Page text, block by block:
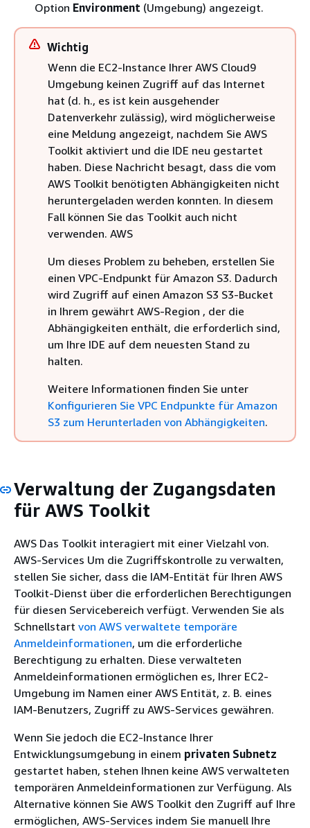
Option Environment (Umgebung) angezeigt.
Wichtig
Wenn die EC2-Instance Ihrer AWS Cloud9
Umgebung keinen Zugriff auf das Internet
hat (d. h., es ist kein ausgehender
Datenverkehr zulässig), wird möglicherweise
eine Meldung angezeigt, nachdem Sie AWS
Toolkit aktiviert und die IDE neu gestartet
haben. Diese Nachricht besagt, dass die vom
AWS Toolkit benötigten Abhängigkeiten nicht
heruntergeladen werden konnten. In diesem
Fall können Sie das Toolkit auch nicht
verwenden. AWS
Um dieses Problem zu beheben, erstellen Sie
einen VPC-Endpunkt für Amazon S3. Dadurch
wird Zugriff auf einen Amazon S3 S3-Bucket
in Ihrem gewährt AWS-Region , der die
Abhängigkeiten enthält, die erforderlich sind,
um Ihre IDE auf dem neuesten Stand zu
halten.
Weitere Informationen finden Sie unter
Konfigurieren Sie VPC Endpunkte für Amazon
S3 zum Herunterladen von Abhängigkeiten.
Verwaltung der Zugangsdaten
für AWS Toolkit
AWS Das Toolkit interagiert mit einer Vielzahl von.
AWS-Services Um die Zugriffskontrolle zu verwalten,
stellen Sie sicher, dass die IAM-Entität für Ihren AWS
Toolkit-Dienst über die erforderlichen Berechtigungen
für diesen Servicebereich verfügt. Verwenden Sie als
Schnellstart von AWS verwaltete temporäre
Anmeldeinformationen, um die erforderliche
Berechtigung zu erhalten. Diese verwalteten
Anmeldeinformationen ermöglichen es, Ihrer EC2-
Umgebung im Namen einer AWS Entität, z. B. eines
IAM-Benutzers, Zugriff zu AWS-Services gewähren.
Wenn Sie jedoch die EC2-Instance Ihrer
Entwicklungsumgebung in einem privaten Subnetz
gestartet haben, stehen Ihnen keine AWS verwalteten
temporären Anmeldeinformationen zur Verfügung. Als
Alternative können Sie AWS Toolkit den Zugriff auf Ihre
ermöglichen, AWS-Services indem Sie manuell Ihre